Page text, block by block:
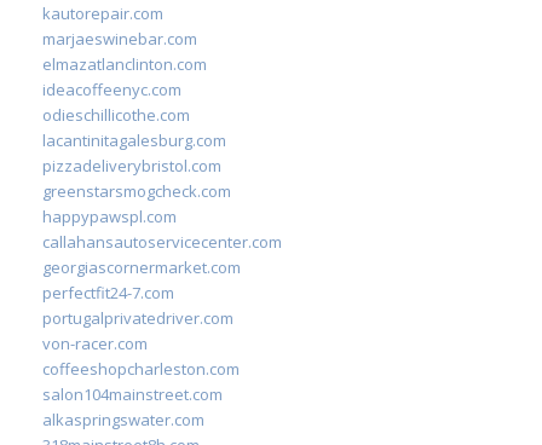
kautorepair.com
marjaeswinebar.com
elmazatlanclinton.com
ideacoffeenyc.com
odieschillicothe.com
lacantinitagalesburg.com
pizzadeliverybristol.com
greenstarsmogcheck.com
happypawspl.com
callahansautoservicecenter.com
georgiascornermarket.com
perfectfit24-7.com
portugalprivatedriver.com
von-racer.com
coffeeshopcharleston.com
salon104mainstreet.com
alkaspringswater.com